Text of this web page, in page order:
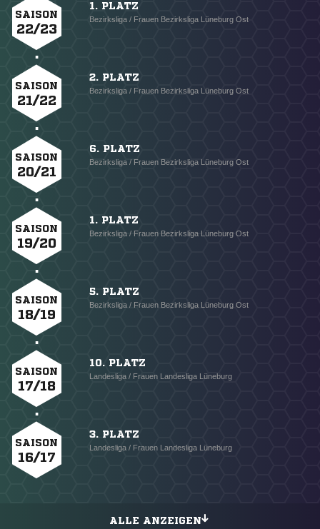
SAISON
22/23
1. PLATZ
Bezirksliga / Frauen Bezirksliga Lüneburg Ost
SAISON
21/22
2. PLATZ
Bezirksliga / Frauen Bezirksliga Lüneburg Ost
SAISON
20/21
6. PLATZ
Bezirksliga / Frauen Bezirksliga Lüneburg Ost
SAISON
19/20
1. PLATZ
Bezirksliga / Frauen Bezirksliga Lüneburg Ost
SAISON
18/19
5. PLATZ
Bezirksliga / Frauen Bezirksliga Lüneburg Ost
SAISON
17/18
10. PLATZ
Landesliga / Frauen Landesliga Lüneburg
SAISON
16/17
3. PLATZ
Landesliga / Frauen Landesliga Lüneburg
ALLE ANZEIGEN